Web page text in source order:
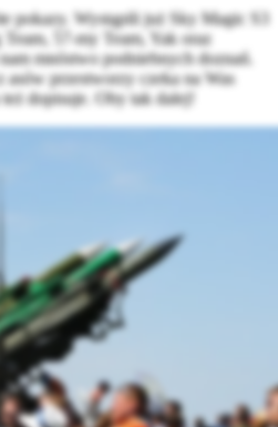
pokazy. Wystąpili już Sky Magic S3
57-my Team, Yak oraz
mnóstwo podniebnych doznań.
asów przestworzy czeka na Was
dopisuje. Oby tak dalej!